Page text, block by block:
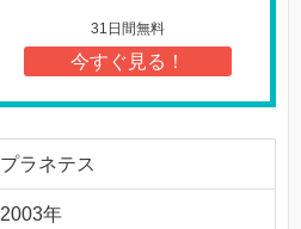
31日間無料
今すぐ見る！
プラネテス
2003年